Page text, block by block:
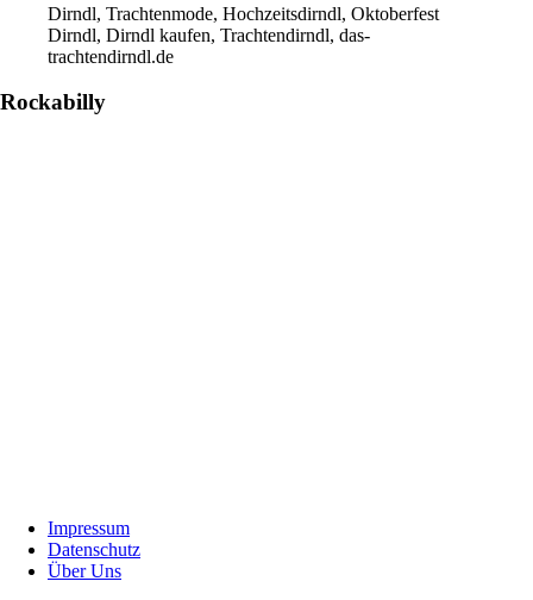
Dirndl, Trachtenmode, Hochzeitsdirndl, Oktoberfest
Dirndl, Dirndl kaufen, Trachtendirndl, das-
trachtendirndl.de
Rockabilly
FooterImpressum
Datenschutz
Über Uns